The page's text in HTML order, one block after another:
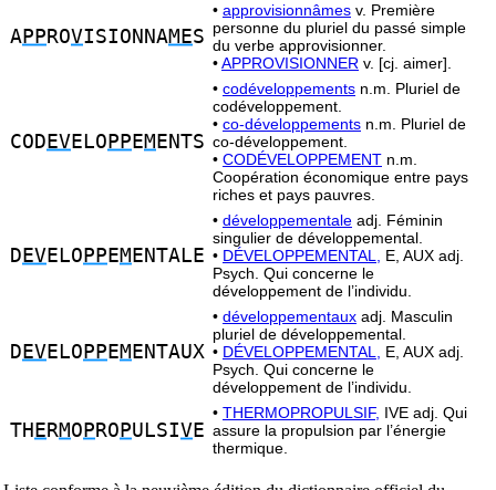
APP ROVISIONNAMES
• approvisionnâmes v. Première
personne du pluriel du passé simple
du verbe approvisionner.
•APPROVISIONNER v. [cj. aimer].
COD EVELO PP EM ENTS
• codéveloppements n.m. Pluriel de
codéveloppement.
• co-développements n.m. Pluriel de
co-développement.
• CODÉVELOPPEMENT n.m.
Coopération économique entre pays
riches et pays pauvres.
D EVELO PP EM ENTALE
• développementale adj. Féminin
singulier de développemental.
• DÉVELOPPEMENTAL,
E, AUX adj.
Psych. Qui concerne le
développement de l’individu.
D EVELO PP EM ENTAUX
• développementaux adj. Masculin
pluriel de développemental.
• DÉVELOPPEMENTAL,
E, AUX adj.
Psych. Qui concerne le
développement de l’individu.
TH E RMO P RO PULSIVE
• THERMOPROPULSIF, IVE adj. Qui
assure la propulsion par l’énergie
thermique.